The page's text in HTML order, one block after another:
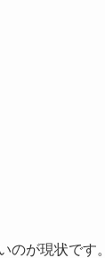
のが現状です。